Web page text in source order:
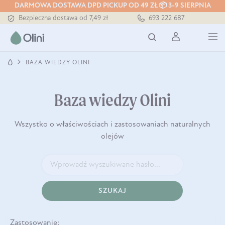
DARMOWA DOSTAWA DPD PICKUP OD 49 ZŁ 📦 3-9 SIERPNIA
Bezpieczna dostawa od 7,49 zł
Darmowa dostawa od 199 zł
Tłoczony zawsze na zimno
693 222 687
BAZA WIEDZY OLINI
Baza wiedzy Olini
Wszystko o właściwościach i zastosowaniach naturalnych
olejów
SZUKAJ
Zastosowanie: